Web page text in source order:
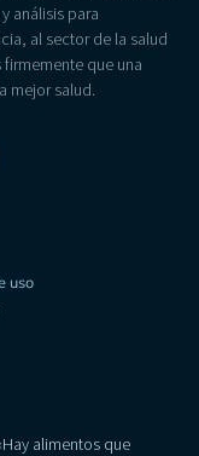
análisis para
al sector de la salud
que una
mejor salud.
uso
alimentos que